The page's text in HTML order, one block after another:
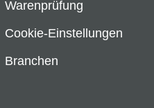
Warenprüfung
Cookie-Einstellungen
Branchen